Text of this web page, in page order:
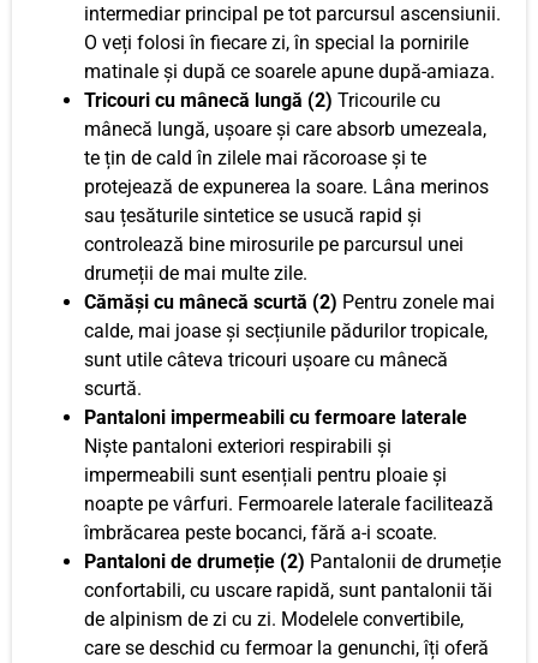
intermediar principal pe tot parcursul ascensiunii.
O veți folosi în fiecare zi, în special la pornirile
matinale și după ce soarele apune după-amiaza.
Tricouri cu mânecă lungă (2) Tricourile cu
mânecă lungă, ușoare și care absorb umezeala,
te țin de cald în zilele mai răcoroase și te
protejează de expunerea la soare. Lâna merinos
sau țesăturile sintetice se usucă rapid și
controlează bine mirosurile pe parcursul unei
drumeții de mai multe zile.
Cămăși cu mânecă scurtă (2) Pentru zonele mai
calde, mai joase și secțiunile pădurilor tropicale,
sunt utile câteva tricouri ușoare cu mânecă
scurtă.
Pantaloni impermeabili cu fermoare laterale
Niște pantaloni exteriori respirabili și
impermeabili sunt esențiali pentru ploaie și
noapte pe vârfuri. Fermoarele laterale facilitează
îmbrăcarea peste bocanci, fără a-i scoate.
Pantaloni de drumeție (2) Pantalonii de drumeție
confortabili, cu uscare rapidă, sunt pantalonii tăi
de alpinism de zi cu zi. Modelele convertibile,
care se deschid cu fermoar la genunchi, îți oferă